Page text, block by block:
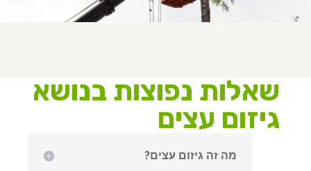
שאלות נפוצות בנושא
גיזום עצים
מה זה גיזום עצים?